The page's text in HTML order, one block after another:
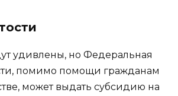
удивлены, но Федеральная
помимо помощи гражданам
может выдать субсидию на